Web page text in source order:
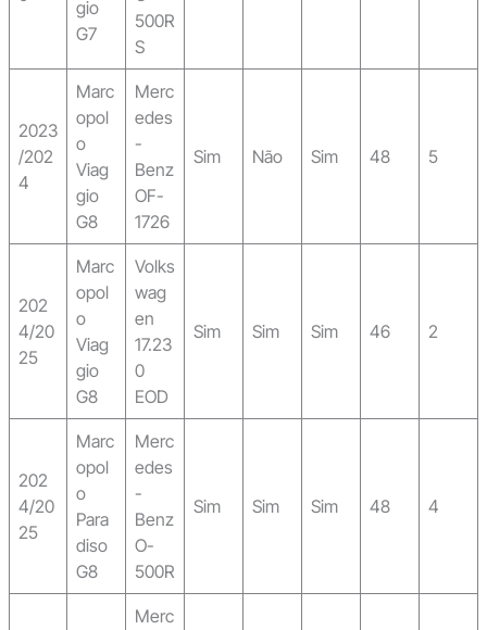
gio
G7
500R
S
2023
/202
4
Marc
opol
o
Viag
gio
G8
Merc
edes
-
Benz
OF-
1726
Sim Não Sim 48 5
202
4/20
25
Marc
opol
o
Viag
gio
G8
Volks
wag
en
17.23
0
EOD
Sim Sim Sim 46 2
202
4/20
25
Marc
opol
o
Para
diso
G8
Merc
edes
-
Benz
O-
500R
Sim Sim Sim 48 4
Merc